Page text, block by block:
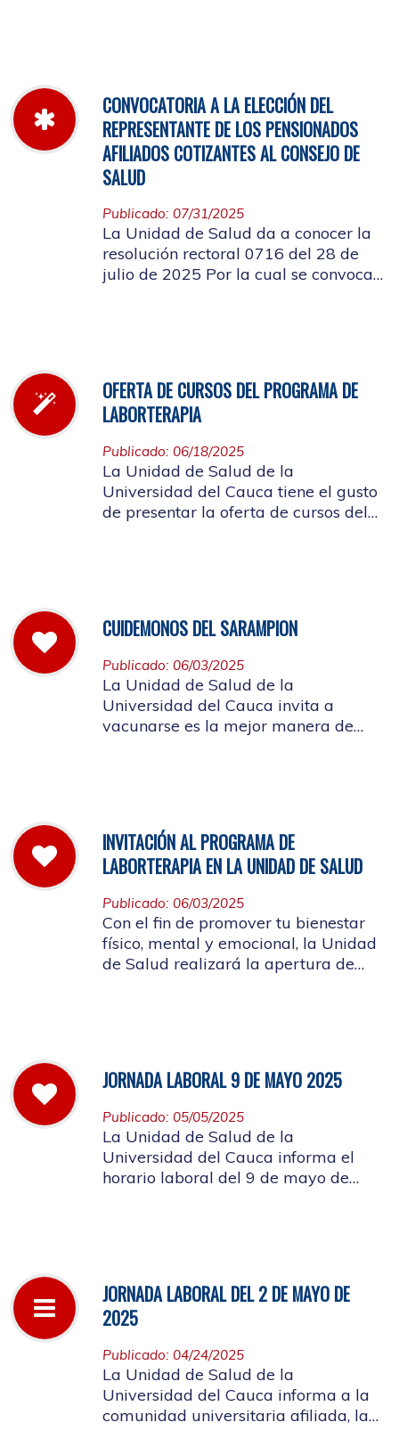
CONVOCATORIA A LA ELECCIÓN DEL
REPRESENTANTE DE LOS PENSIONADOS
AFILIADOS COTIZANTES AL CONSEJO DE
SALUD
Publicado: 07/31/2025
La Unidad de Salud da a conocer la
resolución rectoral 0716 del 28 de
julio de 2025 Por la cual se convoca
OFERTA DE CURSOS DEL PROGRAMA DE
LABORTERAPIA
Publicado: 06/18/2025
La Unidad de Salud de la
Universidad del Cauca tiene el gusto
de presentar la oferta de cursos del
CUIDEMONOS DEL SARAMPION
Publicado: 06/03/2025
La Unidad de Salud de la
Universidad del Cauca invita a
vacunarse es la mejor manera de
INVITACIÓN AL PROGRAMA DE
LABORTERAPIA EN LA UNIDAD DE SALUD
Publicado: 06/03/2025
Con el fin de promover tu bienestar
físico, mental y emocional, la Unidad
de Salud realizará la apertura de
JORNADA LABORAL 9 DE MAYO 2025
Publicado: 05/05/2025
La Unidad de Salud de la
Universidad del Cauca informa el
horario laboral del 9 de mayo de
JORNADA LABORAL DEL 2 DE MAYO DE
2025
Publicado: 04/24/2025
La Unidad de Salud de la
Universidad del Cauca informa a la
comunidad universitaria afiliada, la